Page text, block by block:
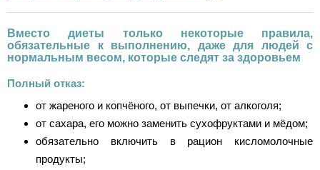
Вместо диеты только некоторые правила,
обязательные к выполнению, даже для людей с
нормальным весом, которые следят за здоровьем
Полный отказ:
от жареного и копчёного, от выпечки, от алкоголя;
от сахара, его можно заменить сухофруктами и мёдом;
обязательно включить в рацион кисломолочные
продукты;